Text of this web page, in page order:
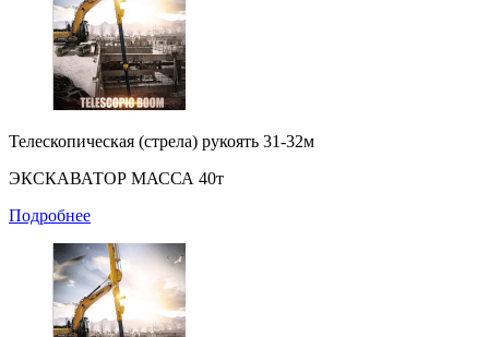
Телескопическая (стрела) рукоять 31-32м
ЭКСКАВАТОР МАССА 40т
Подробнее